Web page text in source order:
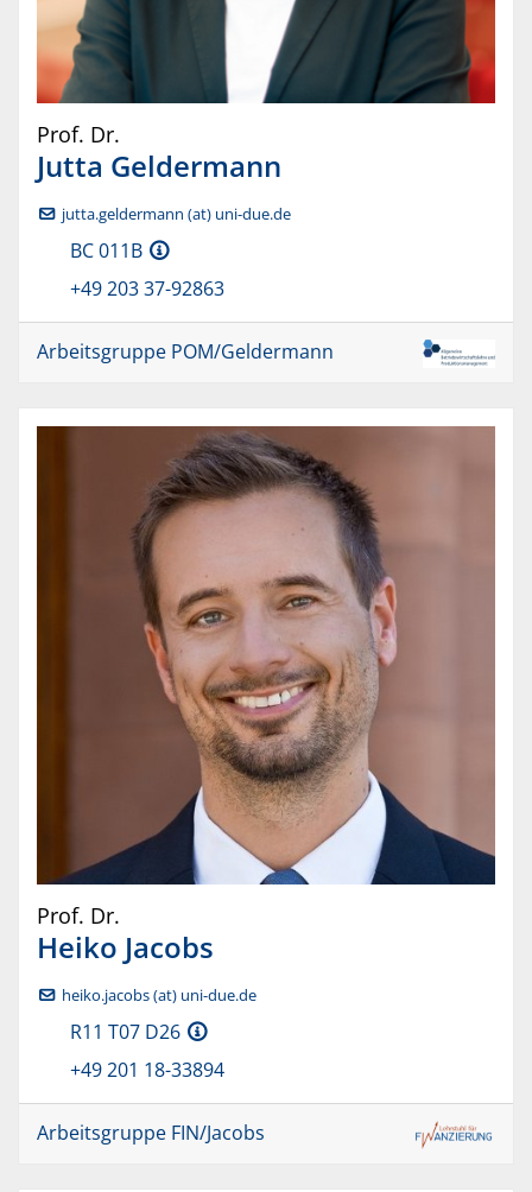
Prof. Dr.
Jutta Geldermann
jutta.geldermann (at) uni-due.de
BC 011B
+49 203 37-92863
Arbeitsgruppe POM/Geldermann
Prof. Dr.
Heiko Jacobs
heiko.jacobs (at) uni-due.de
R11 T07 D26
+49 201 18-33894
Arbeitsgruppe FIN/Jacobs